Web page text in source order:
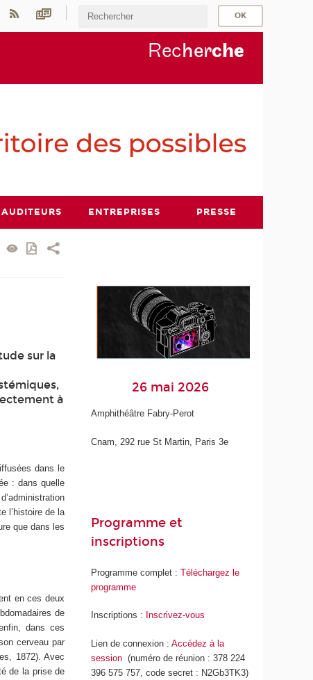
Recherche
AUDITEURS ENTREPRISES PRESSE
sur la
à
dans le
: dans quelle
l’histoire de la
que dans les
en ces deux
de
dans ces
cerveau par
1872). Avec
de la prise de
26 mai 2026
Amphithéâtre Fabry-Perot
Cnam, 292 rue St Martin, Paris 3e
Programme et
inscriptions
Programme complet :Téléchargez le
programme
Inscriptions : Inscrivez-vous
Lien de connexion :Accédez à la
session (numéro de réunion : 378 224
396 575 757, code secret : N2Gb3TK3)